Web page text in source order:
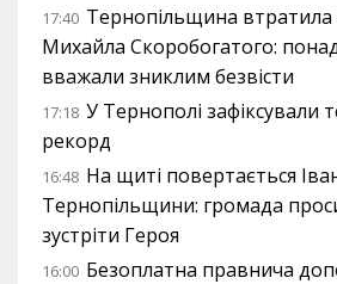
17:40 Тернопільщина втратила
Михайла Скоробогатого:
вважали зниклим безвісти
17:18 У Тернополі зафіксували
рекорд
16:48 На щиті повертається
Тернопільщини: громада
зустріти Героя
16:00 Безоплатна правнича